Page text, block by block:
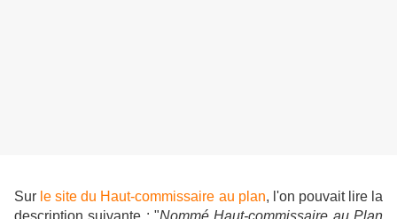
Sur le site du Haut-commissaire au plan, l'on pouvait lire la